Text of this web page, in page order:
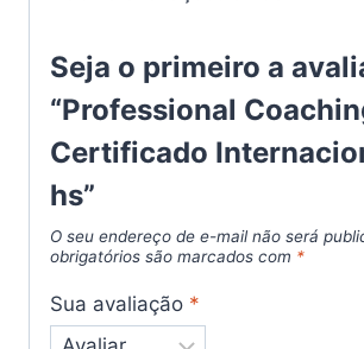
Seja o primeiro a
“Professional
Certificado
hs”
O seu endereço de e-mail não será
obrigatórios são marcados com *
Sua avaliação *